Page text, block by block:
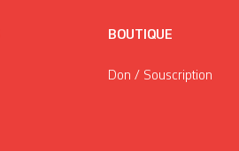
BOUTIQUE
Don / Souscription